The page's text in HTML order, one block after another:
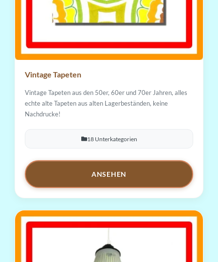
Vintage Tapeten
Vintage Tapeten aus den 50er, 60er und 70er Jahren, alles
echte alte Tapeten aus alten Lagerbeständen, keine
Nachdrucke!
18 Unterkategorien
ANSEHEN